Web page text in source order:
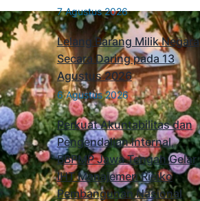
7 Agustus 2026
Lelang Barang Milik Negara
Secara Daring pada 13
Agustus 2026
6 Agustus 2026
Perkuat Akuntabilitas dan
Pengendalian Internal,
BBPMP Jawa Tengah Gelar
IHT Manajemen Risiko
Pembangunan Nasional